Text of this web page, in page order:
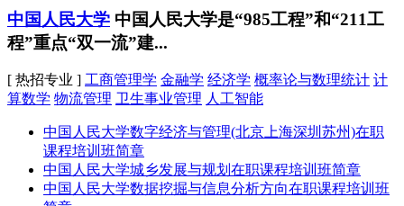
中国人民大学 中国人民大学是“985工程”和“211工
程”重点“双一流”建...
[ 热招专业 ] 工商管理学 金融学 经济学 概率论与数理统计 计
算数学 物流管理 卫生事业管理 人工智能
中国人民大学数字经济与管理(北京上海深圳苏州)在职
课程培训班简章
中国人民大学城乡发展与规划在职课程培训班简章
中国人民大学数据挖掘与信息分析方向在职课程培训班